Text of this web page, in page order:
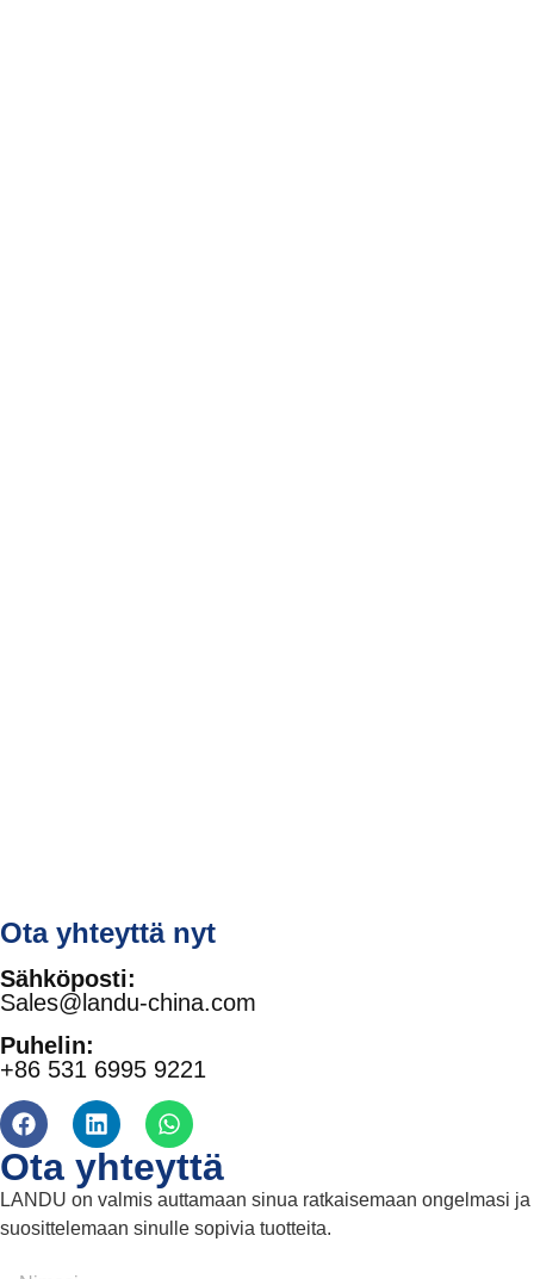
Ota yhteyttä nyt
Sähköposti:
Sales@landu-china.com
Puhelin:
+86 531 6995 9221
Ota yhteyttä
LANDU on valmis auttamaan sinua ratkaisemaan ongelmasi ja
suosittelemaan sinulle sopivia tuotteita.